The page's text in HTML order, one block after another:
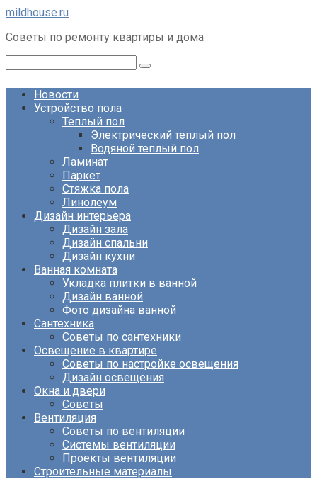
Перейти
контенту
mildhouse.ru
Советы по ремонту квартиры и дома
Новости
Устройство пола
Теплый пол
Электрический теплый пол
Водяной теплый пол
Ламинат
Паркет
Стяжка пола
Линолеум
Дизайн интерьера
Дизайн зала
Дизайн спальни
Дизайн кухни
Ванная комната
Укладка плитки в ванной
Дизайн ванной
Фото дизайна ванной
Сантехника
Советы по сантехники
Освещение в квартире
Советы по настройке освещения
Дизайн освещения
Окна и двери
Советы
Вентиляция
Советы по вентиляции
Системы вентиляции
Проекты вентиляции
Строительные материалы